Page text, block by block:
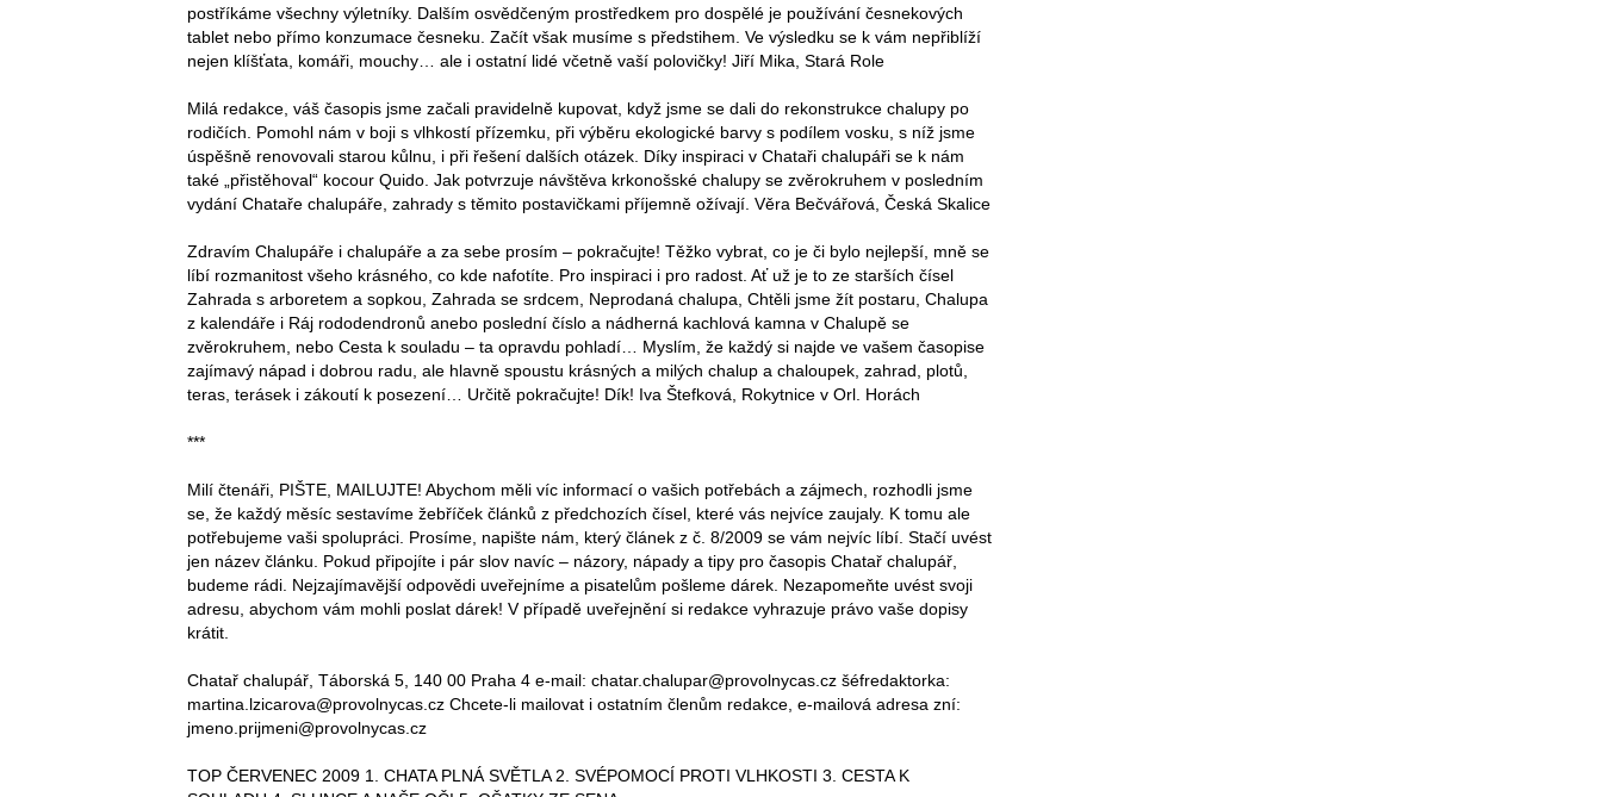
postříkáme všechny výletníky. Dalším osvědčeným prostředkem pro dospělé je používání česnekových
tablet nebo přímo konzumace česneku. Začít však musíme s předstihem. Ve výsledku se k vám nepřiblíží
nejen klíšťata, komáři, mouchy… ale i ostatní lidé včetně vaší polovičky! Jiří Mika, Stará Role
Milá redakce, váš časopis jsme začali pravidelně kupovat, když jsme se dali do rekonstrukce chalupy po
rodičích. Pomohl nám v boji s vlhkostí přízemku, při výběru ekologické barvy s podílem vosku, s níž jsme
úspěšně renovovali starou kůlnu, i při řešení dalších otázek. Díky inspiraci v Chataři chalupáři se k nám
také „přistěhoval“ kocour Quido. Jak potvrzuje návštěva krkonošské chalupy se zvěrokruhem v posledním
vydání Chataře chalupáře, zahrady s těmito postavičkami příjemně ožívají. Věra Bečvářová, Česká Skalice
Zdravím Chalupáře i chalupáře a za sebe prosím – pokračujte! Těžko vybrat, co je či bylo nejlepší, mně se
líbí rozmanitost všeho krásného, co kde nafotíte. Pro inspiraci i pro radost. Ať už je to ze starších čísel
Zahrada s arboretem a sopkou, Zahrada se srdcem, Neprodaná chalupa, Chtěli jsme žít postaru, Chalupa
z kalendáře i Ráj rododendronů anebo poslední číslo a nádherná kachlová kamna v Chalupě se
zvěrokruhem, nebo Cesta k souladu – ta opravdu pohladí… Myslím, že každý si najde ve vašem časopise
zajímavý nápad i dobrou radu, ale hlavně spoustu krásných a milých chalup a chaloupek, zahrad, plotů,
teras, terásek i zákoutí k posezení… Určitě pokračujte! Dík! Iva Štefková, Rokytnice v Orl. Horách
***
Milí čtenáři, PIŠTE, MAILUJTE! Abychom měli víc informací o vašich potřebách a zájmech, rozhodli jsme
se, že každý měsíc sestavíme žebříček článků z předchozích čísel, které vás nejvíce zaujaly. K tomu ale
potřebujeme vaši spolupráci. Prosíme, napište nám, který článek z č. 8/2009 se vám nejvíc líbí. Stačí uvést
jen název článku. Pokud připojíte i pár slov navíc – názory, nápady a tipy pro časopis Chatař chalupář,
budeme rádi. Nejzajímavější odpovědi uveřejníme a pisatelům pošleme dárek. Nezapomeňte uvést svoji
adresu, abychom vám mohli poslat dárek! V případě uveřejnění si redakce vyhrazuje právo vaše dopisy
krátit.
Chatař chalupář, Táborská 5, 140 00 Praha 4 e-mail: chatar.chalupar@provolnycas.cz šéfredaktorka:
martina.lzicarova@provolnycas.cz Chcete-li mailovat i ostatním členům redakce, e-mailová adresa zní:
jmeno.prijmeni@provolnycas.cz
TOP ČERVENEC 2009 1. CHATA PLNÁ SVĚTLA 2. SVÉPOMOCÍ PROTI VLHKOSTI 3. CESTA K